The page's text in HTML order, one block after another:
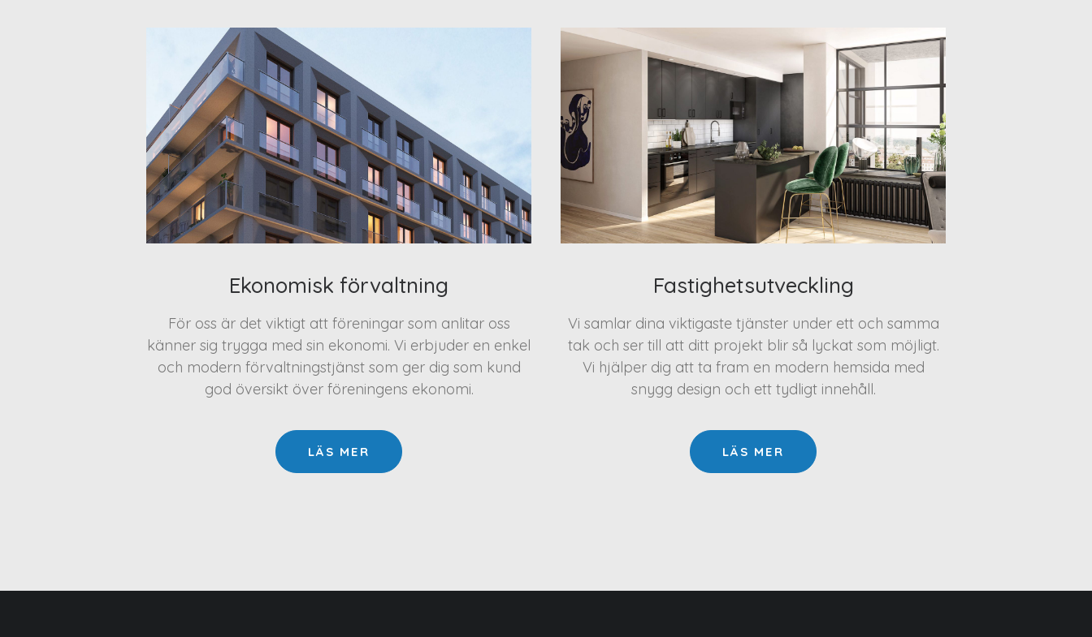
Ekonomisk förvaltning
För oss är det viktigt att föreningar som anlitar oss
känner sig trygga med sin ekonomi. Vi erbjuder en enkel
och modern förvaltningstjänst som ger dig som kund
god översikt över föreningens ekonomi.
LÄS MER
Fastighetsutveckling
Vi samlar dina viktigaste tjänster under ett och samma
tak och ser till att ditt projekt blir så lyckat som möjligt.
Vi hjälper dig att ta fram en modern hemsida med
snygg design och ett tydligt innehåll.
LÄS MER